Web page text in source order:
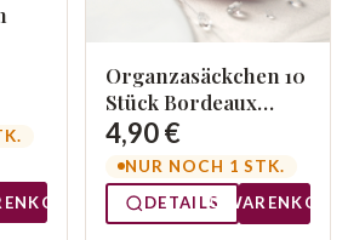
Organzasäckchen 10
Stück Bordeaux
Nevity
4,90 €
NUR NOCH 1 STK.
DETAILS
WARENKORB